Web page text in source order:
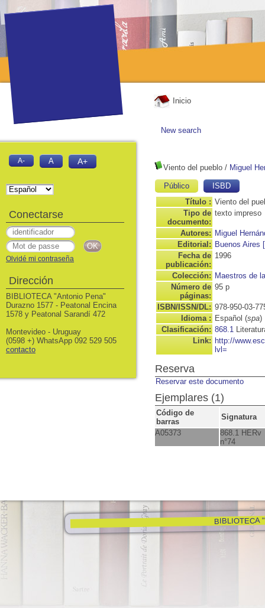
Inicio
New search
Viento del pueblo / Miguel
Público
ISBD
Título : Viento del
Tipo de
documento:
texto impreso
Autores: Miguel
Editorial: Buenos Aires
Fecha de
publicación:
1996
Colección: Maestros de
Número de
páginas:
95 p
ISBN/ISSN/DL: 978-950-03-
Idioma : Español (spa)
Clasificación: 868.1
Link: http://
lvl=
Reserva
Reservar este documento
Ejemplares (1)
Código de
barras
Signatura
A05373
868.1 HERv
n°74
BIBLIOTECA
A- A A+
Conectarse
Olvidé mi contraseña
Dirección
BIBLIOTECA "Antonio Pena"
Durazno 1577 - Peatonal Encina
1578 y Peatonal Sarandí 472
Montevideo - Uruguay
(0598 +) WhatsApp 092 529 505
contacto